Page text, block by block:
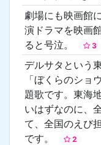
劇場にも映画館
演ドラマを映画
ると号泣。
3
デルサタという
「ぼくらのショ
題歌です。東海
いはずなのに、
て、全国のえび
です。
2